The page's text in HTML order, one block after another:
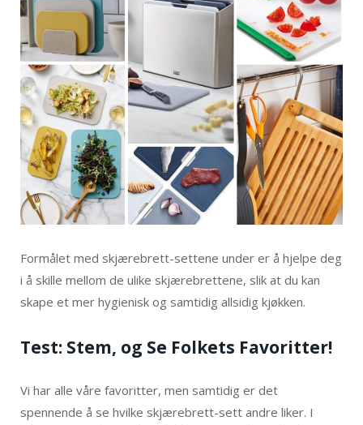
Formålet med skjærebrett-settene under er å hjelpe deg
i å skille mellom de ulike skjærebrettene, slik at du kan
skape et mer hygienisk og samtidig allsidig kjøkken.
Test: Stem, og Se Folkets Favoritter!
Vi har alle våre favoritter, men samtidig er det
spennende å se hvilke skjærebrett-sett andre liker. I